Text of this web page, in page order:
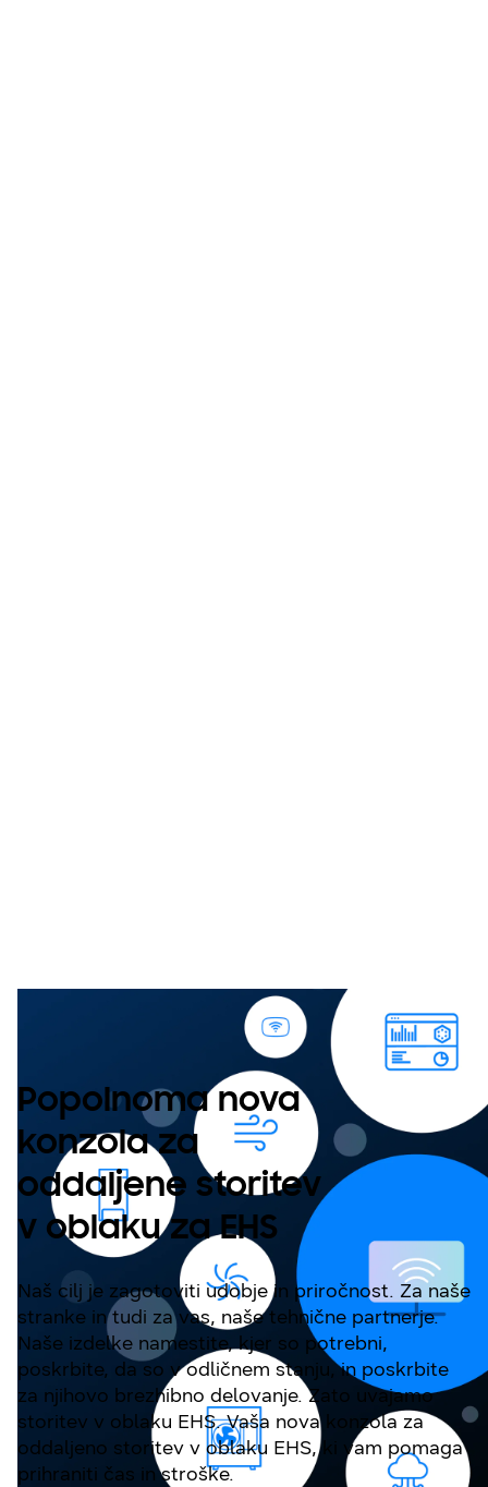
Popolnoma nova
konzola za
oddaljene storitev
v oblaku za EHS
Naš cilj je zagotoviti udobje in priročnost. Za naše
stranke in tudi za vas, naše tehnične partnerje.
Naše izdelke namestite, kjer so potrebni,
poskrbite, da so v odličnem stanju, in poskrbite
za njihovo brezhibno delovanje. Zato uvajamo
storitev v oblaku EHS. Vaša nova konzola za
oddaljeno storitev v oblaku EHS, ki vam pomaga
prihraniti čas in stroške.